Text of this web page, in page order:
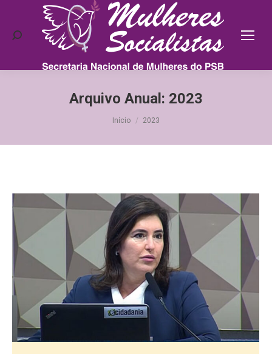
Search:
Arquivo Anual: 2023
Você está aqui:
Início 2023